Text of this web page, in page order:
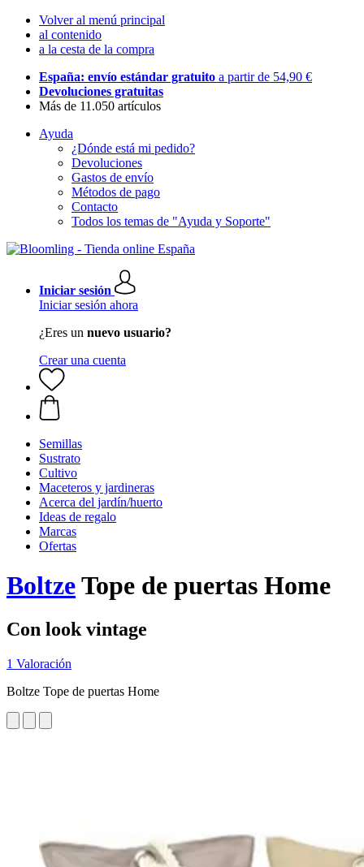
Volver al menú principal
al contenido
a la cesta de la compra
España: envío estándar gratuito a partir de 54,90 €
Devoluciones gratuitas
Más de 11.050 artículos
Ayuda
¿Dónde está mi pedido?
Devoluciones
Gastos de envío
Métodos de pago
Contacto
Todos los temas de "Ayuda y Soporte"
Iniciar sesión
Iniciar sesión ahora
¿Eres un nuevo usuario?
Crear una cuenta
Semillas
Sustrato
Cultivo
Maceteros y jardineras
Acerca del jardín/huerto
Ideas de regalo
Marcas
Ofertas
BoltzeTope de puertas Home
Con look vintage
1 Valoración
Boltze Tope de puertas Home